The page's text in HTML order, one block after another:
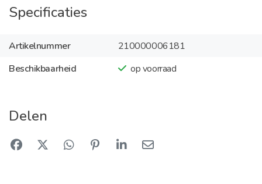
Specificaties
Artikelnummer
210000006181
Beschikbaarheid
op voorraad
Delen